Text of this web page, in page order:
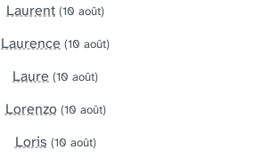
Laurent (10 août)
Laurence (10 août)
Laure (10 août)
Lorenzo (10 août)
Loris (10 août)